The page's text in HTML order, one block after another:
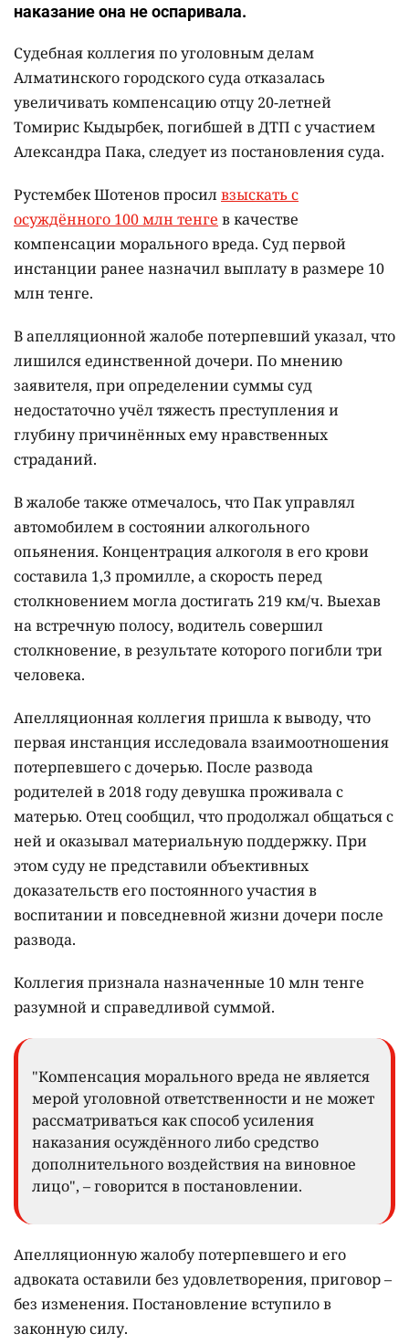
наказание она не оспаривала.
Судебная коллегия по уголовным делам
Алматинского городского суда отказалась
увеличивать компенсацию отцу 20-летней
Томирис Кыдырбек, погибшей в ДТП с участием
Александра Пака, следует из постановления суда.
Рустембек Шотенов просилвзыскать с
осуждённого 100 млн тенге в качестве
компенсации морального вреда. Суд первой
инстанции ранее назначил выплату в размере 10
млн тенге.
В апелляционной жалобе потерпевший указал, что
лишился единственной дочери. По мнению
заявителя, при определении суммы суд
недостаточно учёл тяжесть преступления и
глубину причинённых ему нравственных
страданий.
В жалобе также отмечалось, что Пак управлял
автомобилем в состоянии алкогольного
опьянения. Концентрация алкоголя в его крови
составила 1,3 промилле, а скорость перед
столкновением могла достигать 219 км/ч. Выехав
на встречную полосу, водитель совершил
столкновение, в результате которого погибли три
человека.
Апелляционная коллегия пришла к выводу, что
первая инстанция исследовала взаимоотношения
потерпевшего с дочерью. После развода
родителей в 2018 году девушка проживала с
матерью. Отец сообщил, что продолжал общаться с
ней и оказывал материальную поддержку. При
этом суду не представили объективных
доказательств его постоянного участия в
воспитании и повседневной жизни дочери после
развода.
Коллегия признала назначенные 10 млн тенге
разумной и справедливой суммой.
"Компенсация морального вреда не является
мерой уголовной ответственности и не может
рассматриваться как способ усиления
наказания осуждённого либо средство
дополнительного воздействия на виновное
лицо", – говорится в постановлении.
Апелляционную жалобу потерпевшего и его
адвоката оставили без удовлетворения, приговор –
без изменения. Постановление вступило в
законную силу.